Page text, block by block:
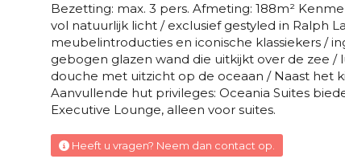
Veranda Stateroom
French Veranda
Oceania Suite
Concierge Level Solo Veranda
Bezetting: max. 3 pers. Afmeting: 188m²
vol natuurlijk licht / exclusief gestyled in Ralph
meubelintroducties en iconische klassiekers /
gebogen glazen wand die uitkijkt over de zee
douche met uitzicht op de oceaan / Naast het
Aanvullende hut privileges: Oceania Suites
Executive Lounge, alleen voor suites.
Heeft u vragen? Neem dan contact op.